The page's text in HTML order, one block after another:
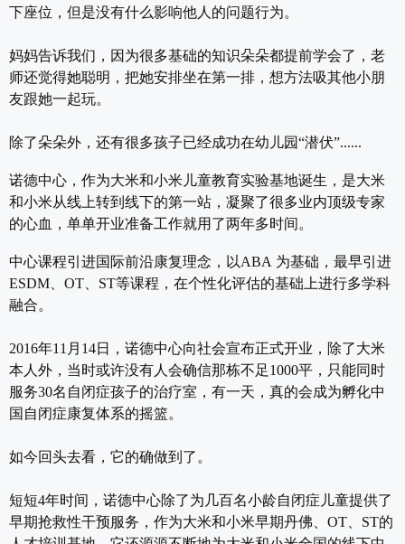
下座位，但是没有什么影响他人的问题行为。
妈妈告诉我们，因为很多基础的知识朵朵都提前学会了，老
师还觉得她聪明，把她安排坐在第一排，想方法吸其他小朋
友跟她一起玩。
除了朵朵外，还有很多孩子已经成功在幼儿园“潜伏”......
诺德中心，作为大米和小米儿童教育实验基地诞生，是大米
和小米从线上转到线下的第一站，凝聚了很多业内顶级专家
的心血，单单开业准备工作就用了两年多时间。
中心课程引进国际前沿康复理念，以ABA 为基础，最早引进
ESDM、OT、ST等课程，在个性化评估的基础上进行多学科
融合。
2016年11月14日，诺德中心向社会宣布正式开业，除了大米
本人外，当时或许没有人会确信那栋不足1000平，只能同时
服务30名自闭症孩子的治疗室，有一天，真的会成为孵化中
国自闭症康复体系的摇篮。
如今回头去看，它的确做到了。
短短4年时间，诺德中心除了为几百名小龄自闭症儿童提供了
早期抢救性干预服务，作为大米和小米早期丹佛、OT、ST的